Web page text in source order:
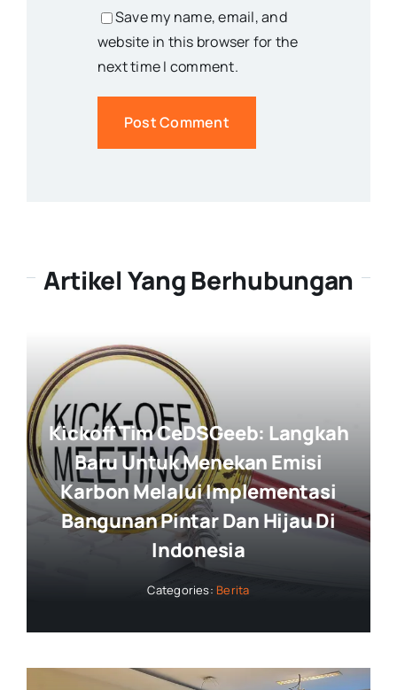
Save my name, email, and
website in this browser for the
next time I comment.
Artikel Yang Berhubungan
Kickoff Tim CeDSGeeb: Langkah
Baru Untuk Menekan Emisi
Karbon Melalui Implementasi
Bangunan Pintar Dan Hijau Di
Indonesia
Categories: Berita